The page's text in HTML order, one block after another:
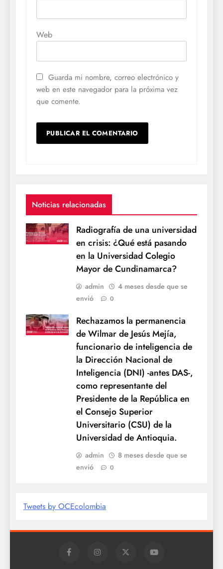
Web
Guarda mi nombre, correo electrónico y
web en este navegador para la próxima vez
que comente.
Noticias relacionadas
Radiografía de una universidad
en crisis: ¿Qué está pasando
en la Universidad Colegio
Mayor de Cundinamarca?
admin
4 meses desde que se
envió
0
Rechazamos la permanencia
de Wilmar de Jesús Mejía,
funcionario de inteligencia de
la Dirección Nacional de
Inteligencia (DNI) -antes DAS-,
como representante del
Presidente de la República en
el Consejo Superior
Universitario (CSU) de la
Universidad de Antioquia.
admin
8 meses desde que se
envió
0
Tweets by OCEcolombia